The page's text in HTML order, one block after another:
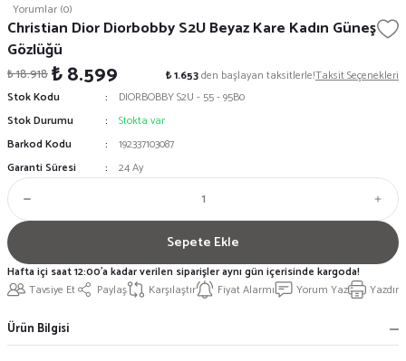
Yorumlar (0)
Christian Dior Diorbobby S2U Beyaz Kare Kadın Güneş
Gözlüğü
₺ 18.918₺ 8.599 ₺ 1.653den başlayan taksitlerle!Taksit Seçenekleri
Stok Kodu
DIORBOBBY S2U - 55 - 95B0
Stok Durumu
Stokta var
Barkod Kodu
192337103087
Garanti Süresi
24 Ay
Sepete Ekle
Tavsiye Et Paylaş Karşılaştır Fiyat Alarmı Yorum Yaz Yazdır
Hafta içi saat 12:00'a kadar verilen siparişler aynı gün içerisinde kargoda!
Ürün Bilgisi